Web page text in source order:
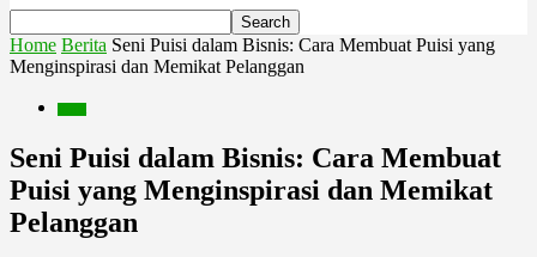
Home Berita Seni Puisi dalam Bisnis: Cara Membuat Puisi yang
Menginspirasi dan Memikat Pelanggan
Seni Puisi dalam Bisnis: Cara Membuat
Puisi yang Menginspirasi dan Memikat
Pelanggan